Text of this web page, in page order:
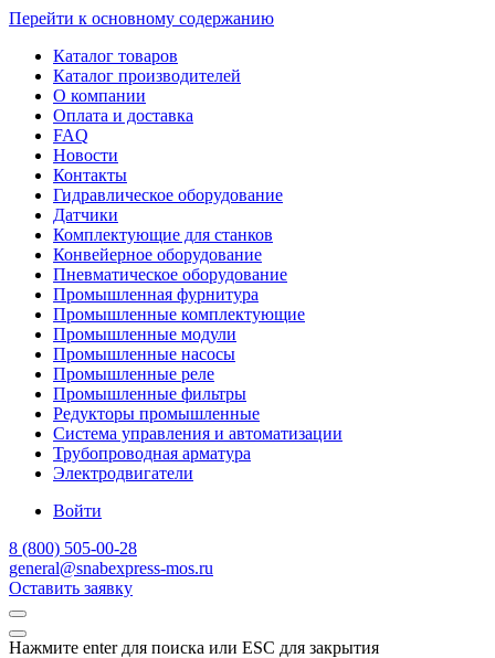
Перейти к основному содержанию
Каталог товаров
Каталог производителей
О компании
Оплата и доставка
FAQ
Новости
Контакты
Гидравлическое оборудование
Датчики
Комплектующие для станков
Конвейерное оборудование
Пневматическое оборудование
Промышленная фурнитура
Промышленные комплектующие
Промышленные модули
Промышленные насосы
Промышленные реле
Промышленные фильтры
Редукторы промышленные
Система управления и автоматизации
Трубопроводная арматура
Электродвигатели
Войти
8 (800) 505-00-28
general@snabexpress-mos.ru
Оставить заявку
Нажмите enter для поиска или ESC для закрытия